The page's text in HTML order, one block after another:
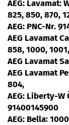
AEG: Lavamat:
825, 850, 870,
AEG: PNC-Nr.
AEG Lavamat
858, 1000,
AEG Lavamat
AEG Lavamat
804,
AEG: Liberty-W
91400145900
AEG: Bella: 1000